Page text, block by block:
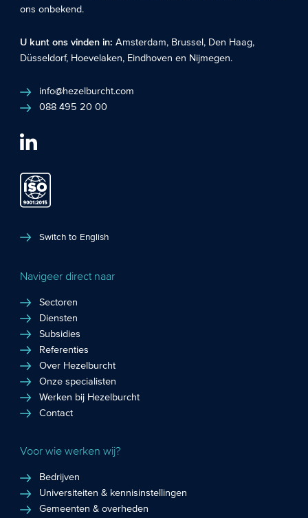
ons onbekend.
U kunt ons vinden in:Amsterdam, Brussel , Den Haag,
Düsseldorf, Hoevelaken, Eindhoven en Nijmegen.
info@hezelburcht.com
088 495 20 00
Switch to English
Navigeer direct naar
Sectoren
Diensten
Subsidies
Referenties
Over Hezelburcht
Onze specialisten
Werken bij Hezelburcht
Contact
Voor wie werken wij?
Bedrijven
Universiteiten & kennisinstellingen
Gemeenten & overheden